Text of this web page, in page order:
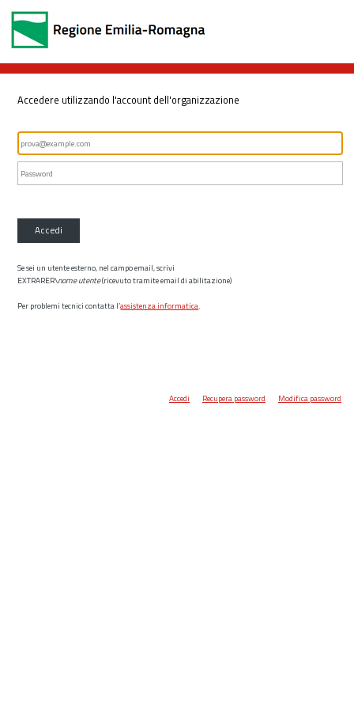
Accedere utilizzando l'account dell'organizzazione
Accedi
Se sei un utente esterno, nel campo email, scrivi
EXTRARER\nome utente(ricevuto tramite email di abilitazione)
Per problemi tecnici contatta l’assistenza informatica.
Accedi Recupera password Modifica password